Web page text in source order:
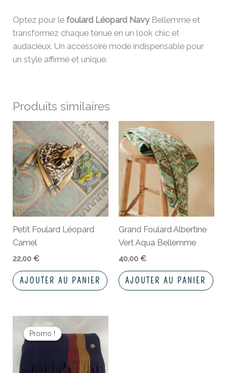
Optez pour lefoulard Léopard NavyBellemme et
transformez chaque tenue en un look chic et
audacieux. Un accessoire mode indispensable pour
un style affirmé et unique.
Produits similaires
Petit Foulard Léopard
Camel
22,00€
AJOUTER AU PANIER
Grand Foulard Albertine
Vert Aqua Bellemme
40,00 €
AJOUTER AU PANIER
Promo !
Promo !
prix
initial
22,00 €.
actuel
est :
18,00 €.